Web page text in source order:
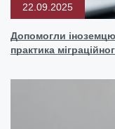
22.09.2025
Допомогли
практика